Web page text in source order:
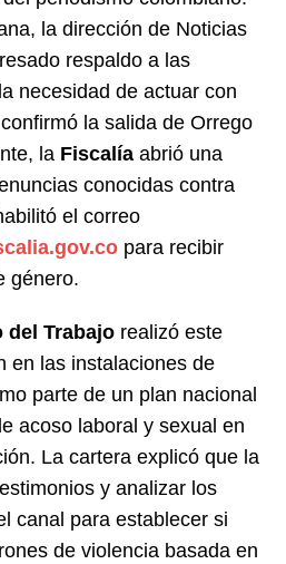
la dirección de Noticias
respaldo a las
necesidad de actuar con
la salida de Orrego
la Fiscalía abrió una
conocidas contra
el correo
para recibir
género.
del Trabajo realizó este
en las instalaciones de
parte de un plan nacional
acoso laboral y sexual en
La cartera explicó que la
y analizar los
canal para establecer si
de violencia basada en